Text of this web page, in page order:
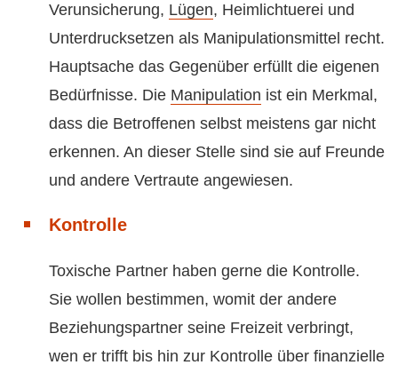
Verunsicherung, Lügen, Heimlichtuerei und
Unterdrucksetzen als Manipulationsmittel recht.
Hauptsache das Gegenüber erfüllt die eigenen
Bedürfnisse. Die Manipulation ist ein Merkmal,
dass die Betroffenen selbst meistens gar nicht
erkennen. An dieser Stelle sind sie auf Freunde
und andere Vertraute angewiesen.
Kontrolle
Toxische Partner haben gerne die Kontrolle.
Sie wollen bestimmen, womit der andere
Beziehungspartner seine Freizeit verbringt,
wen er trifft bis hin zur Kontrolle über finanzielle